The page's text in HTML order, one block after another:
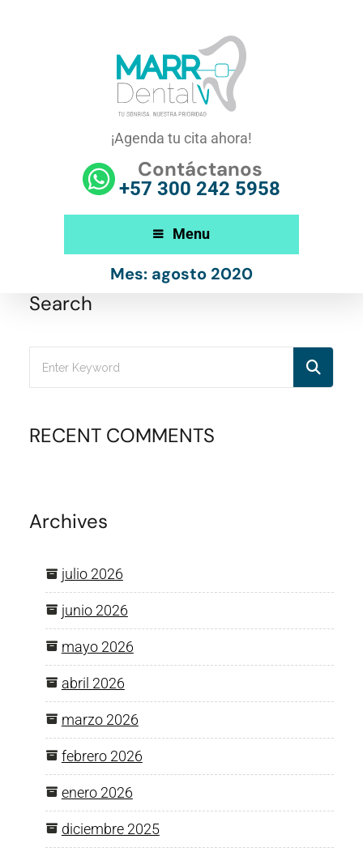
¡Agenda tu cita ahora!
Contáctanos
+57 300 242 5958
Menu
Mes: agosto 2020
Search
RECENT COMMENTS
Archives
julio 2026
junio 2026
mayo 2026
abril 2026
marzo 2026
febrero 2026
enero 2026
diciembre 2025